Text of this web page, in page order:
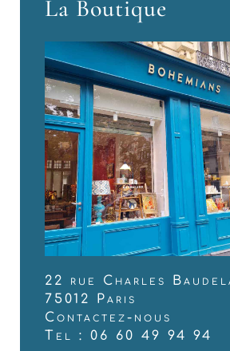
La Boutique
22 rue Charles
75012 Paris
Contactez-nous
Tel : 06 60 49 94 94